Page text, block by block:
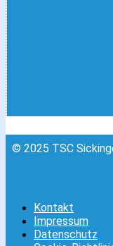
© 2025 TSC
Kontakt
Impressum
Datenschutz